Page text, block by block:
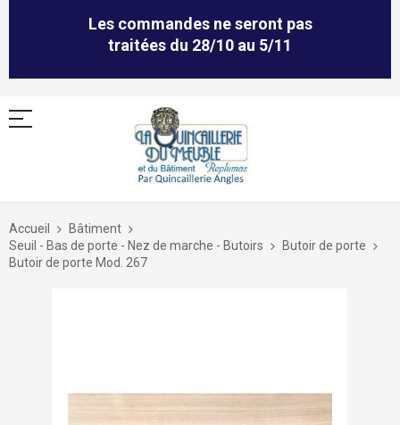
Les commandes ne seront pas
traitées du 28/10 au 5/11
Allez
contenu
Accueil
Bâtiment
Seuil - Bas de porte - Nez de marche - Butoirs
Butoir de porte
Butoir de porte Mod. 267